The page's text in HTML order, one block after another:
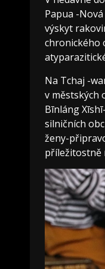
Papua -
výskyt
chronického
Na Tchaj -
v městských
Bīnláng
silničních
ženy-
příležitostně